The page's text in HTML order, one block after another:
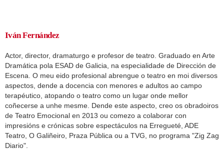
Iván Fernández
Actor, director, dramaturgo e profesor de teatro. Graduado en Arte
Dramática pola ESAD de Galicia, na especialidade de Dirección de
Escena. O meu eido profesional abrengue o teatro en moi diversos
aspectos, dende a docencia con menores e adultos ao campo
terapéutico, atopando o teatro como un lugar onde mellor
coñecerse a unhe mesme. Dende este aspecto, creo os obradoiros
de Teatro Emocional en 2013 ou comezo a colaborar con
impresións e crónicas sobre espectáculos na Erregueté, ADE
Teatro, O Galiñeiro, Praza Pública ou a TVG, no programa "Zig Zag
Diario".